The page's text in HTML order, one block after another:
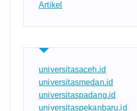
Artikel
universitasaceh.id
universitasmedan.id
universitaspadang.id
universitaspekanbaru.id